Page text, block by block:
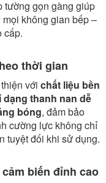
tường gọn gàng giúp
không gian bếp –
cấp.
thời gian
với chất liệu bền
thanh nan dễ
bóng, đảm bảo
cường lực không chỉ
tuyệt đối khi sử dụng.
biến đỉnh cao